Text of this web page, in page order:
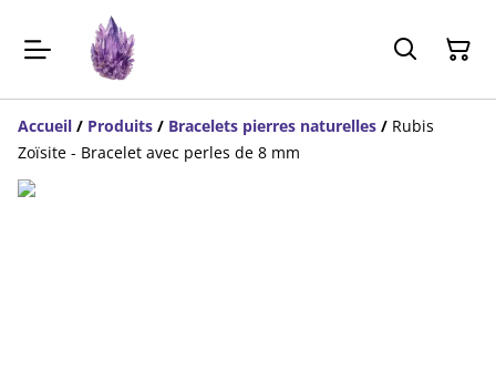
Accueil / Produits / Bracelets pierres naturelles / Rubis
Zoïsite - Bracelet avec perles de 8 mm